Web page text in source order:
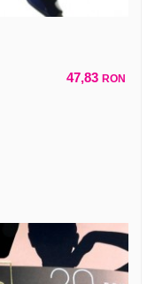
47,83 RON